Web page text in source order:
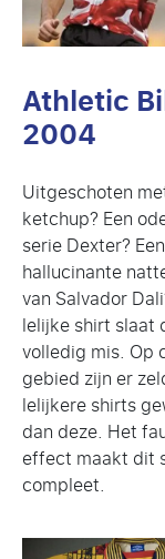
Athletic
2004
Uitgeschoten
ketchup? Een
serie Dexter? Een
hallucinante
van Salvador
lelijke shirt slaat
volledig mis. Op
gebied zijn er
lelijkere shirts
dan deze. Het
effect maakt dit
compleet.